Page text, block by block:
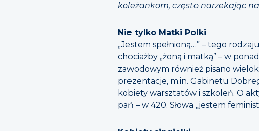
koleżankom, często narzekając
Nie tylko Matki Polki
„Jestem spełnioną…” – tego
chociażby „żoną i matką” – w
zawodowym również pisano
prezentacje, m.in. Gabinetu
kobiety warsztatów i szkoleń. O
pań – w 420. Słowa „jestem